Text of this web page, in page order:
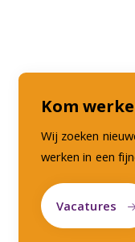
Kom
Wij zoeken
werken in een
Vacatures